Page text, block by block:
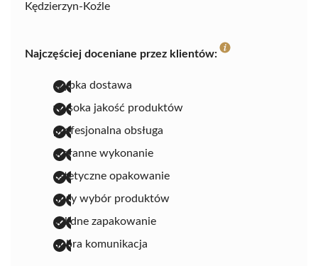
Kędzierzyn-Koźle
Najczęściej doceniane przez klientów:
szybka dostawa
wysoka jakość produktów
profesjonalna obsługa
staranne wykonanie
estetyczne opakowanie
duży wybór produktów
solidne zapakowanie
dobra komunikacja